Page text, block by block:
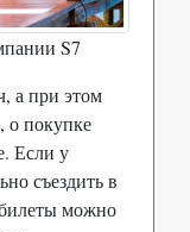
S7
а при этом
о покупке
Если у
съездить в
билеты можно